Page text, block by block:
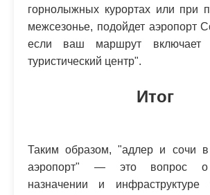
горнолыжных курортах или при
межсезонье, подойдет аэропорт
если ваш маршрут включает
туристический центр".
Итог
Таким образом, "адлер и сочи
аэропорт" — это вопрос о
назначении и инфраструктуре